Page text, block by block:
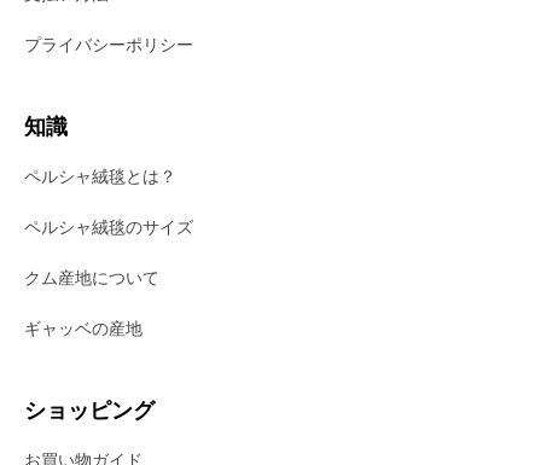
プライバシーポリシー
知識
ペルシャ絨毯とは？
ペルシャ絨毯のサイズ
クム産地について
ギャッベの産地
ショッピング
お買い物ガイド